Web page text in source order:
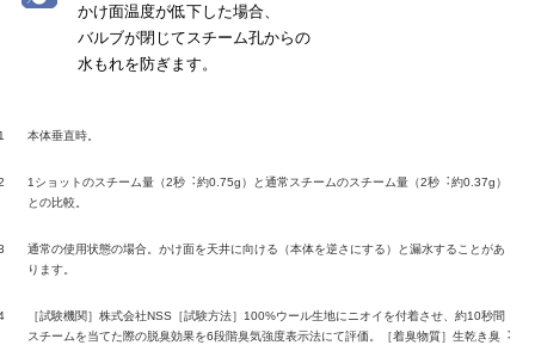
かけ面温度が低下した場合、
バルブが閉じてスチーム孔からの
水もれを防ぎます。
本体垂直時。
1ショットのスチーム量（2秒︓約0.75g）と通常スチームのスチーム量（2秒︓約0.37g）
との比較。
通常の使用状態の場合。かけ面を天井に向ける（本体を逆さにする）と漏水することがあ
ります。
［試験機関］株式会社NSS［試験方法］100%ウール生地にニオイを付着させ、約10秒間
スチームを当てた際の脱臭効果を6段階臭気強度表示法にて評価。［着臭物質］生乾き臭︓